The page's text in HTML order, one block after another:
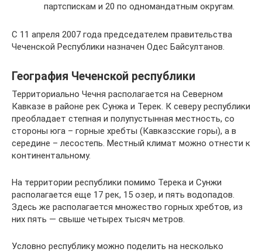
партспискам и 20 по одномандатным округам.
C 11 апреля 2007 года председателем правительства
Чеченской Республики назначен Одес Байсултанов.
География Чеченской республики
Территориально Чечня располагается на Северном
Кавказе в районе рек Сунжа и Терек. К северу республики
преобладает степная и полупустынная местность, со
стороны юга – горные хребты (Кавказсские горы), а в
середине – лесостепь. Местный климат можно отнести к
континентальному.
На территории республики помимо Терека и Сунжи
располагается еще 17 рек, 15 озер, и пять водопадов.
Здесь же располагается множество горных хребтов, из
них пять — свыше четырех тысяч метров.
Условно республику можно поделить на несколько